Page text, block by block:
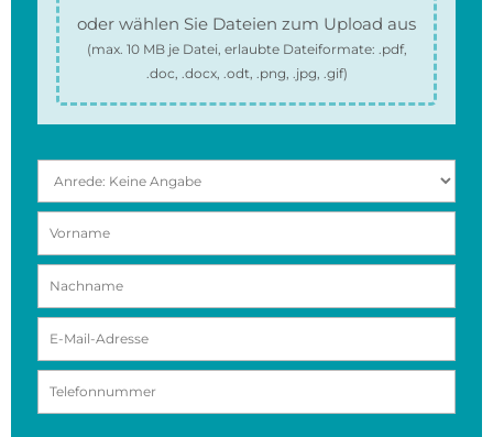
oder wählen Sie Dateien zum Upload aus
(max. 10 MBje Datei, erlaubte Dateiformate: .pdf,
.doc, .docx, .odt, .png, .jpg, .gif)